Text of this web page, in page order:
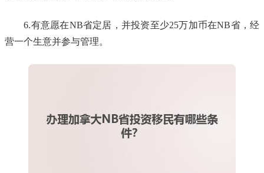
6.有意愿在NB省定居，并投资至少25万加币在NB省，经
营一个生意并参与管理。